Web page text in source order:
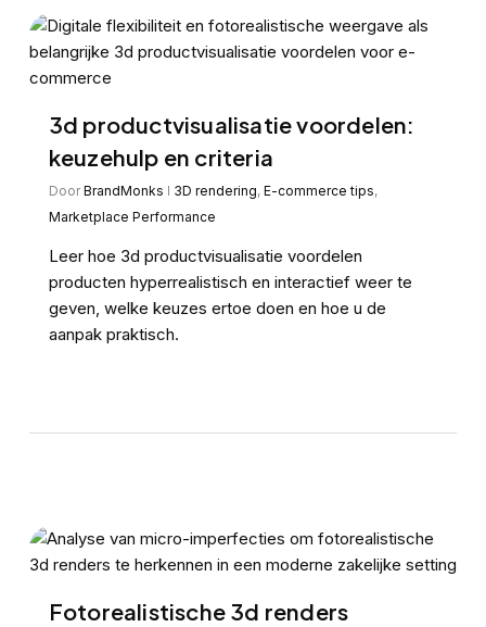
3d productvisualisatie voordelen:
keuzehulp en criteria
Door BrandMonks 3D rendering, E-commerce tips,
Marketplace Performance
Leer hoe 3d productvisualisatie voordelen
producten hyperrealistisch en interactief weer te
geven, welke keuzes ertoe doen en hoe u de
aanpak praktisch.
Fotorealistische 3d renders